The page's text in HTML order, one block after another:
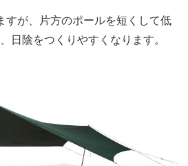
すが、片方のポールを短くして低
日陰をつくりやすくなります。